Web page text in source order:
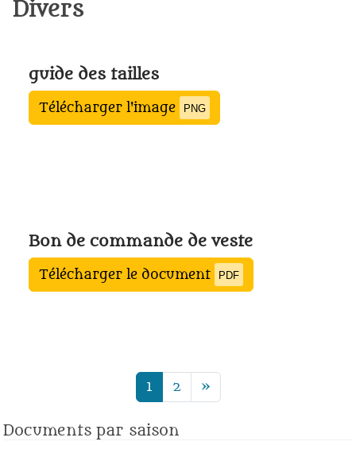
Divers
guide des tailles
Télécharger l'image PNG
Bon de commande de veste
Télécharger le document PDF
1 2 »
Documents par saison